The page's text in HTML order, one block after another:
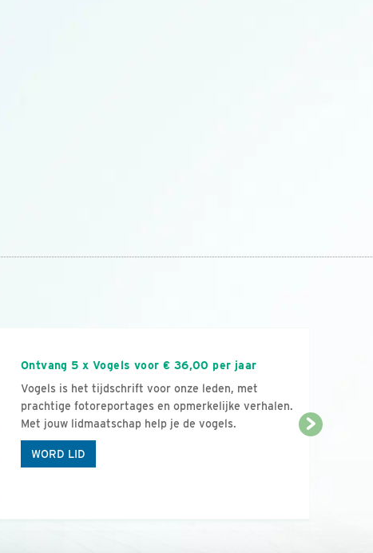
Ontvang 5 x Vogels voor € 36,00 per jaar
Vogels is het tijdschrift voor onze leden, met
prachtige fotoreportages en opmerkelijke verhalen.
Met jouw lidmaatschap help je de vogels.
WORD LID